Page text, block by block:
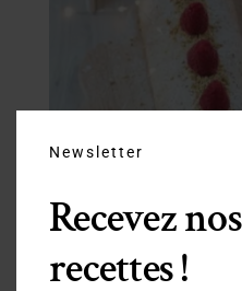
Newsletter
Recevez
recettes !